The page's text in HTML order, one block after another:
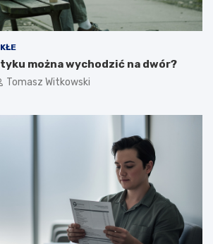
można wychodzić na dwór?
Tomasz Witkowski